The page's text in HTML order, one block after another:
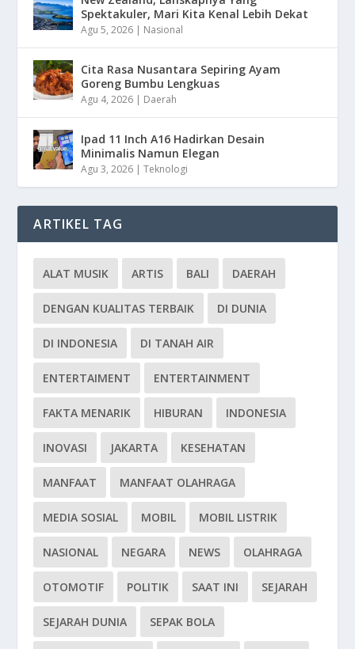
Spektakuler, Mari Kita Kenal Lebih Dekat
Agu 5, 2026 | Nasional
Cita Rasa Nusantara Sepiring Ayam
Goreng Bumbu Lengkuas
Agu 4, 2026 | Daerah
Ipad 11 Inch A16 Hadirkan Desain
Minimalis Namun Elegan
Agu 3, 2026 |Teknologi
ARTIKEL TAG
ALAT MUSIK ARTIS BALI DAERAH
DENGAN KUALITAS TERBAIK DI DUNIA
DI INDONESIA DI TANAH AIR
ENTERTAIMENT ENTERTAINMENT
FAKTA MENARIK HIBURAN INDONESIA
INOVASI JAKARTA KESEHATAN
MANFAAT MANFAAT OLAHRAGA
MEDIA SOSIAL MOBIL MOBIL LISTRIK
NASIONAL NEGARA NEWS OLAHRAGA
OTOMOTIF POLITIK SAAT INI SEJARAH
SEJARAH DUNIA SEPAK BOLA